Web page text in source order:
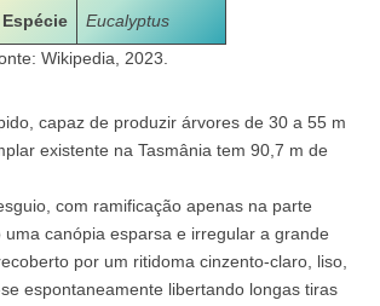
Espécie
Eucalyptus
Wikipedia, 2023.
capaz de produzir árvores de 30 a 55 m
existente na Tasmânia tem 90,7 m de
com ramificação apenas na parte
canópia esparsa e irregular a grande
por um ritidoma cinzento-claro, liso,
espontaneamente libertando longas tiras